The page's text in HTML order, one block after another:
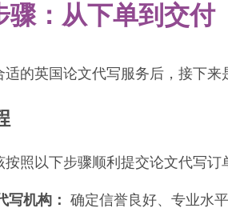
骤：从下单到交付
适的英国论文代写服务后，接下
按照以下步骤顺利提交论文代写订
写机构： 确定信誉良好、专业水